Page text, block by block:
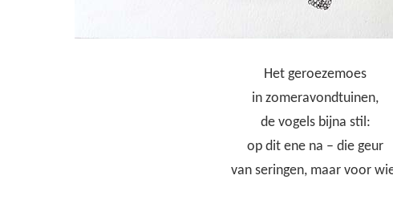
Het geroezemoes
in zomeravondtuinen,
de vogels bijna stil:
op dit ene na – die geur
van seringen, maar voor